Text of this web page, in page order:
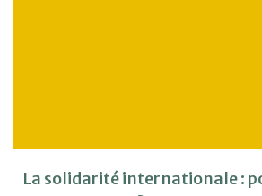
La solidarité internationale :